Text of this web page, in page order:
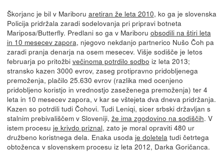
Škorjanc je bil v Mariboru aretiran že leta 2010, ko ga je slovenska
Policija pridržala zaradi sodelovanja pri pripravi botneta
Mariposa/Butterfly. Predlani so ga v Mariboru obsodili na štiri leta
in 10 mesecev zapora, njegovo nekdanjo partnerico Nušo Čoh pa
zaradi pranja denarja na osem mesecev. Višje sodišče je letos
februarja po pritožbi večinoma potrdilo sodbo iz leta 2013;
stransko kazen 3000 evrov, zaseg protipravno pridobljenega
premoženja, plačilo 25.630 evrov (razlika med ocenjeno
pridobljeno koristjo in vrednostjo zaseženega premoženja) ter 4
leta in 10 mesecev zapora, v kar se vštejeta dva dneva pridržanja.
Kazen so potrdili tudi Čohovi. Tudi Leniqi, sicer srbski državljan s
stalnim prebivališčem v Sloveniji, že ima zgodovino na sodiščih. V
istem procesu je krivdo priznal, zato je moral opraviti 480 ur
družbeno koristnega dela. Enaka usoda je doletela tudi četrtega
obtoženca v slovenskem procesu iz leta 2012, Darka Goričanca.